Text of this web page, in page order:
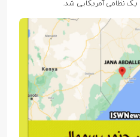
نظامی آمریکایی شد.